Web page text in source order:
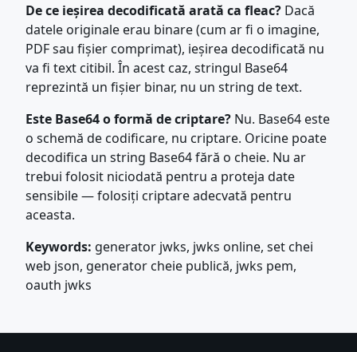
De ce ieșirea decodificată arată ca fleac? Dacă
datele originale erau binare (cum ar fi o imagine,
PDF sau fișier comprimat), ieșirea decodificată nu
va fi text citibil. În acest caz, stringul Base64
reprezintă un fișier binar, nu un string de text.
Este Base64 o formă de criptare? Nu. Base64 este
o schemă de codificare, nu criptare. Oricine poate
decodifica un string Base64 fără o cheie. Nu ar
trebui folosit niciodată pentru a proteja date
sensibile — folosiți criptare adecvată pentru
aceasta.
Keywords: generator jwks, jwks online, set chei
web json, generator cheie publică, jwks pem,
oauth jwks